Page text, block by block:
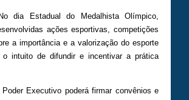
dia Estadual do Medalhista Olímpico,
ações esportivas, competições
a importância e a valorização do esporte
o intuito de difundir e incentivar a prática
Poder Executivo poderá firmar convênios e